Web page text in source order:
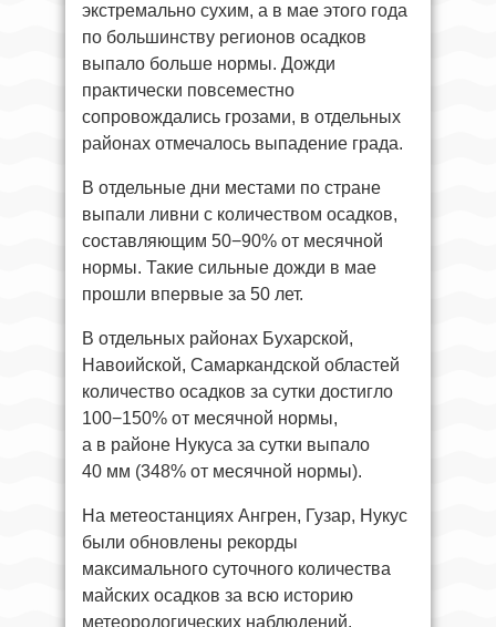
экстремально сухим, а в мае этого года
по большинству регионов осадков
выпало больше нормы. Дожди
практически повсеместно
сопровождались грозами, в отдельных
районах отмечалось выпадение града.
В отдельные дни местами по стране
выпали ливни с количеством осадков,
составляющим 50−90% от месячной
нормы. Такие сильные дожди в мае
прошли впервые за 50 лет.
В отдельных районах Бухарской,
Навоийской, Самаркандской областей
количество осадков за сутки достигло
100−150% от месячной нормы,
а в районе Нукуса за сутки выпало
40 мм (348% от месячной нормы).
На метеостанциях Ангрен, Гузар, Нукус
были обновлены рекорды
максимального суточного количества
майских осадков за всю историю
метеорологических наблюдений.